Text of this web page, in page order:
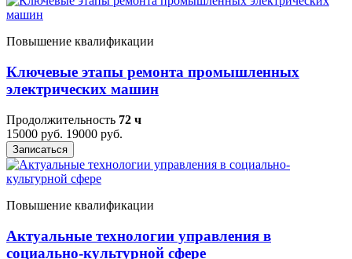
Повышение квалификации
Ключевые этапы ремонта промышленных
электрических машин
Продолжительность 72 ч
15000 руб. 19000 руб.
Записаться
Повышение квалификации
Актуальные технологии управления в
социально-культурной сфере